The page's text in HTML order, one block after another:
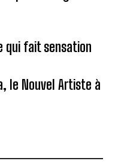
qui fait sensation
le Nouvel Artiste à